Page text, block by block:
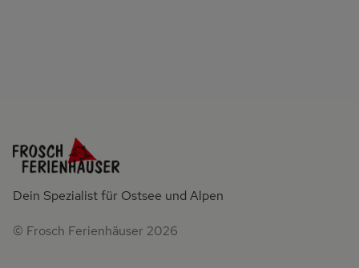
Dein Spezialist für Ostsee und Alpen
© Frosch Ferienhäuser 2026